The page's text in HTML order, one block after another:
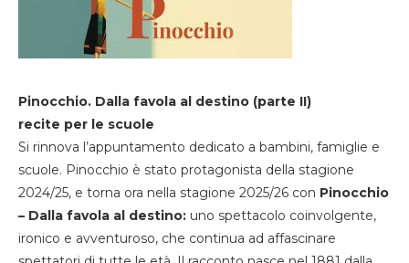
Pinocchio. Dalla favola al destino (parte II)
recite per le scuole
Si rinnova l’appuntamento dedicato a bambini, famiglie e
scuole. Pinocchio è stato protagonista della stagione
2024/25, e torna ora nella stagione 2025/26 con Pinocchio
– Dalla favola al destino: uno spettacolo coinvolgente,
ironico e avventuroso, che continua ad affascinare